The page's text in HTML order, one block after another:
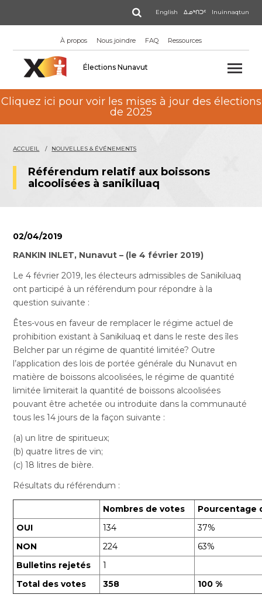
English ᐃᓄᒃᑎᑐᑦ Inuinnaqtun
Rechercher
À propos Nous joindre FAQ Ressources
Élections Nunavut
Cliquez ici pour voir les mises à jour des élections
de 2025
ACCUEIL NOUVELLES & ÉVÉNEMENTS
Référendum relatif aux boissons
alcoolisées à sanikiluaq
02/04/2019
RANKIN INLET, Nunavut – (le 4 février 2019)
Le 4 février 2019, les électeurs admissibles de Sanikiluaq
ont participé à un référendum pour répondre à la
question suivante :
Êtes-vous en faveur de remplacer le régime actuel de
prohibition existant à Sanikiluaq et dans le reste des îles
Belcher par un régime de quantité limitée? Outre
l’application des lois de portée générale du Nunavut en
matière de boissons alcoolisées, le régime de quantité
limitée limiterait la quantité de boissons alcoolisées
pouvant être achetée ou introduite dans la communauté
tous les 14 jours de la façon suivante :
(a) un litre de spiritueux;
(b) quatre litres de vin;
(c) 18 litres de bière.
Résultats du référendum :
Nombres de votes
Pourcentage
OUI
134
37%
NON
224
63%
Bulletins rejetés
1
Total des votes
358 100 %